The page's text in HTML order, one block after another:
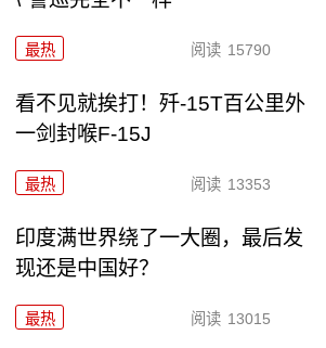
最热 阅读 15790
看不见就挨打！歼-15T百公里外
一剑封喉F-15J
最热 阅读 13353
印度满世界绕了一大圈，最后发
现还是中国好？
最热 阅读 13015